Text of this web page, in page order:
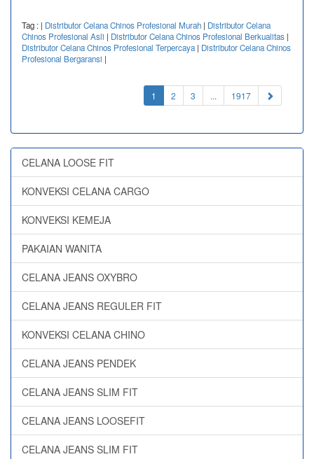
Tag : | Distributor Celana Chinos Profesional Murah | Distributor Celana
Chinos Profesional Asli | Distributor Celana Chinos Profesional Berkualitas |
Distributor Celana Chinos Profesional Terpercaya | Distributor Celana Chinos
Profesional Bergaransi |
1 (current)
2 3 ... 1917
CELANA LOOSE FIT
KONVEKSI CELANA CARGO
KONVEKSI KEMEJA
PAKAIAN WANITA
CELANA JEANS OXYBRO
CELANA JEANS REGULER FIT
KONVEKSI CELANA CHINO
CELANA JEANS PENDEK
CELANA JEANS SLIM FIT
CELANA JEANS LOOSEFIT
CELANA JEANS SLIM FIT